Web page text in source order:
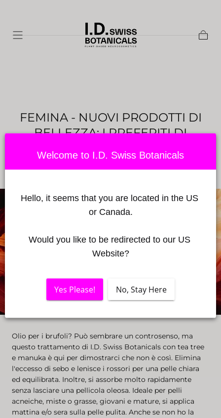
FEMINA - NUOVI PRODOTTI DI
BELLEZZA: I PREFERITI DI
LUGLIO 2024
Pubblicato da Babylon Sciencesil 02 luglio 2024
Olio per i brufoli? Può sembrare un controsenso, ma
questo trattamento di I.D. Swiss Botanicals con tea tree
e manuka è qui per dimostrarci che non è così. Elimina
l'eccesso di sebo e lenisce i rossori per una pelle chiara
ed equilibrata. Inoltre, si assorbe molto rapidamente
senza lasciare una pellicola oleosa. Ideale per pelli
acneiche, miste o grasse, giovani e mature, si applica
mattina e/o sera sulla pelle pulita. Anche se non ho la
Welcome to I.D. Swiss Botanicals
Hello, it seems that you are located in the US
or Canada.
Would you like to be redirected to our US
Website?
Yes Please! No, Stay Here